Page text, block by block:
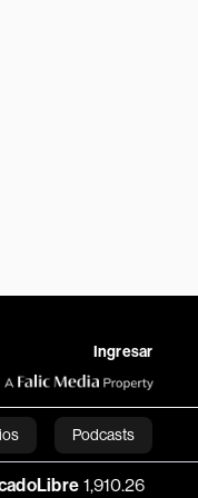
Ingresar
Podcasts
1,910.26 +1.07%